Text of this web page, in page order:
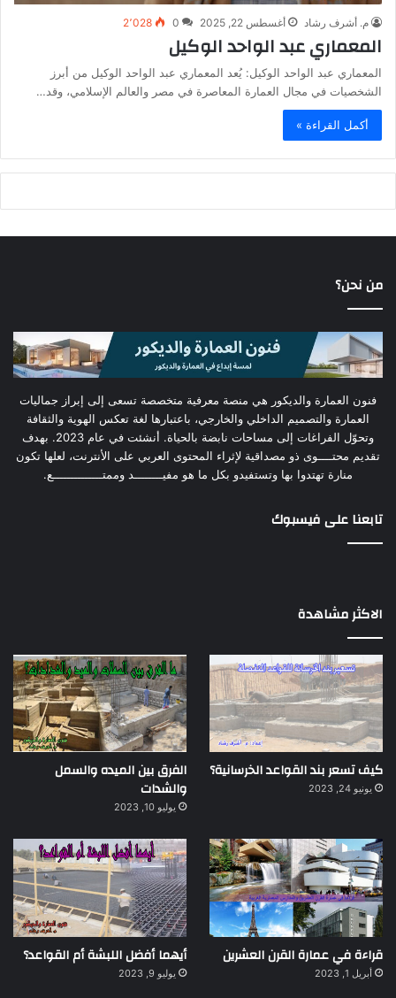
م. أشرف رشاد أغسطس 22, 2025 0 2٬028
المعماري عبد الواحد الوكيل
المعماري عبد الواحد الوكيل: يُعد المعماري عبد الواحد الوكيل من أبرز
الشخصيات في مجال العمارة المعاصرة في مصر والعالم الإسلامي، وقد…
أكمل القراءة »
من نحن؟
فنون العمارة والديكور هي منصة معرفية متخصصة تسعى إلى إبراز جماليات
العمارة والتصميم الداخلي والخارجي، باعتبارها لغة تعكس الهوية والثقافة
وتحوّل الفراغات إلى مساحات نابضة بالحياة. أنشئت في عام 2023. بهدف
تقديم محتــــوى ذو مصداقية لإثراء المحتوى العربي على الأنترنت، لعلها تكون
منارة تهتدوا بها وتستفيدو بكل ما هو مفيــــــــد وممتــــــــــــــع.
تابعنا على فيسبوك
الاكثر مشاهدة
كيف تسعر بند القواعد الخرسانية؟
يونيو 24, 2023
الفرق بين الميده والسمل
والشدات
يوليو 10, 2023
قراءة في عمارة القرن العشرين
أبريل 1, 2023
أيهما أفضل اللبشة أم القواعد؟
يوليو 9, 2023